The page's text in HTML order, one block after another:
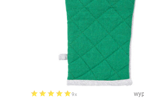
9x